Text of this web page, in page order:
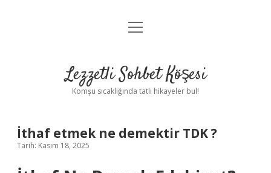
Anasayfa
Yasal Uyarı
menüyü
Lezzetli Sohbet Köşesi
Komşu sıcaklığında tatlı hikayeler bul!
İthaf etmek ne demektir TDK ?
Tarih: Kasım 18, 2025